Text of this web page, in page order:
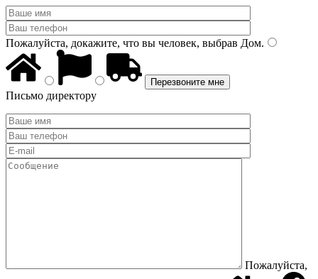
Пожалуйста, докажите, что вы человек, выбрав Дом.
Письмо директору
Пожалуйста,